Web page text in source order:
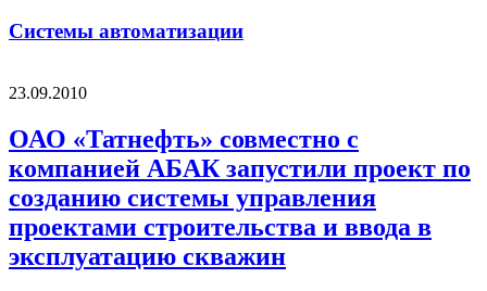
Системы автоматизации
23.09.2010
ОАО «Татнефть» совместно с
компанией АБАК запустили проект по
созданию системы управления
проектами строительства и ввода в
эксплуатацию скважин